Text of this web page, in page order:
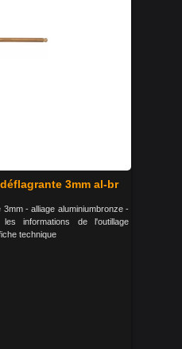
3mm al-br
- alliage aluminiumbronze -
informations de l'outillage
technique